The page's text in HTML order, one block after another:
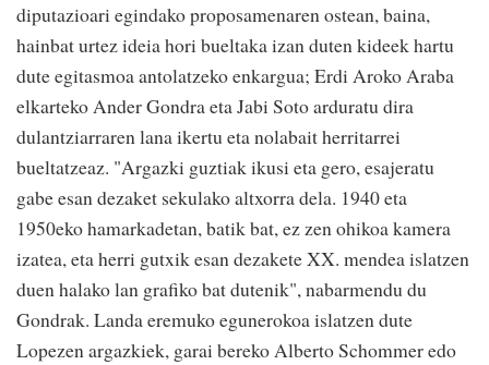
diputazioari egindako proposamenaren ostean, baina,
hainbat urtez ideia hori bueltaka izan duten kideek hartu
dute egitasmoa antolatzeko enkargua; Erdi Aroko Araba
elkarteko Ander Gondra eta Jabi Soto arduratu dira
dulantziarraren lana ikertu eta nolabait herritarrei
bueltatzeaz. "Argazki guztiak ikusi eta gero, esajeratu
gabe esan dezaket sekulako altxorra dela. 1940 eta
1950eko hamarkadetan, batik bat, ez zen ohikoa kamera
izatea, eta herri gutxik esan dezakete XX. mendea islatzen
duen halako lan grafiko bat dutenik", nabarmendu du
Gondrak. Landa eremuko egunerokoa islatzen dute
Lopezen argazkiek, garai bereko Alberto Schommer edo